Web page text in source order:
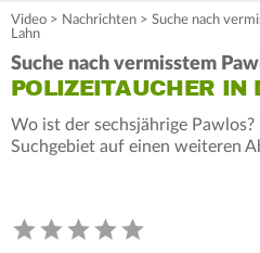
Video > Nachrichten > Suche nach
Lahn
Suche nach vermisstem
POLIZEITAUCHER IN
Wo ist der sechsjährige
Suchgebiet auf einen weiteren